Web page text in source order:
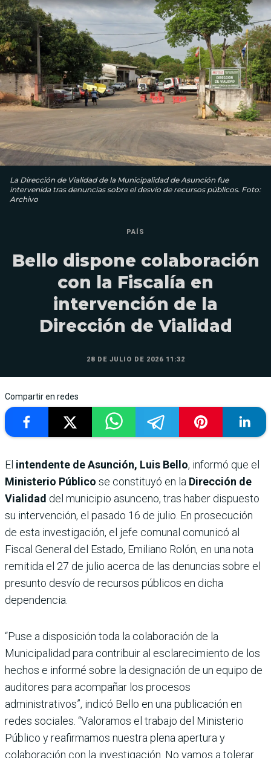
La Dirección de Vialidad de la Municipalidad de Asunción fue
intervenida tras denuncias sobre el desvío de recursos públicos. Foto:
Archivo
PAÍS
Bello dispone colaboración
con la Fiscalía en
intervención de la
Dirección de Vialidad
28 DE JULIO DE 2026 11:32
Compartir en redes
El intendente de Asunción, Luis Bello, informó que el
Ministerio Público se constituyó en la Dirección de
Vialidad del municipio asunceno, tras haber dispuesto
su intervención, el pasado 16 de julio. En prosecución
de esta investigación, el jefe comunal comunicó al
Fiscal General del Estado, Emiliano Rolón, en una nota
remitida el 27 de julio acerca de las denuncias sobre el
presunto desvío de recursos públicos en dicha
dependencia.
“Puse a disposición toda la colaboración de la
Municipalidad para contribuir al esclarecimiento de los
hechos e informé sobre la designación de un equipo de
auditores para acompañar los procesos
administrativos”, indicó Bello en una publicación en
redes sociales. “Valoramos el trabajo del Ministerio
Público y reafirmamos nuestra plena apertura y
colaboración con la investigación. No vamos a tolerar